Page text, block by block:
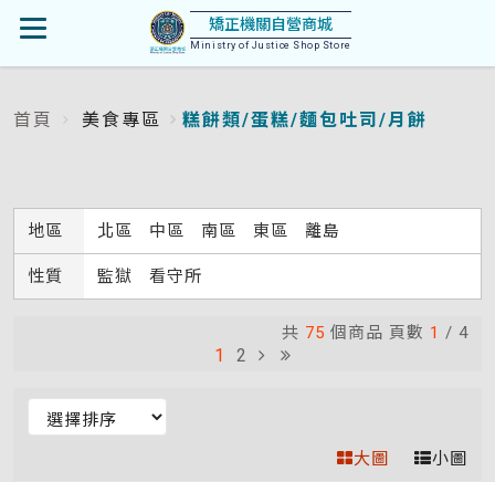
開
啟
單
矯正機關自營商城
Ministry of Justice Shop Store
首
頁
:::
首頁 美食專區 糕餅類/蛋糕/麵包吐司/月餅
地區 北區 中區 南區 東區 離島
性質 監獄 看守所
1 2
共 75 個商品 頁數 1 / 4
大圖 小圖